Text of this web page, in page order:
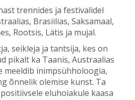
trennides ja festivalidel
Brasiilias, Saksamaal,
Rootsis, Lätis ja mujal.
seikleja ja tantsija, kes on
pikalt ka Taanis, Austraalias
meeldib inimpsühholoogia,
õnnelik olemise kunst. Ta
eluhoiakule kaasa